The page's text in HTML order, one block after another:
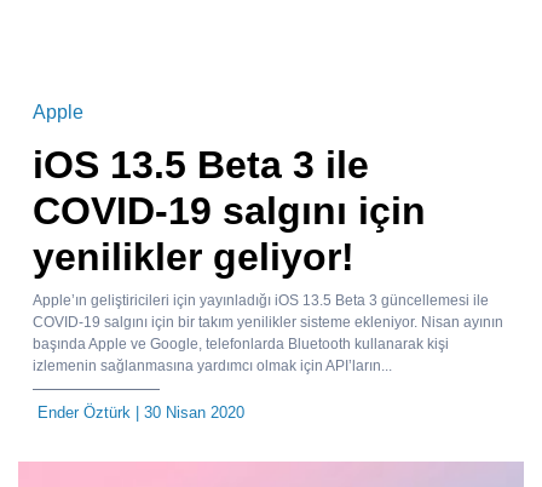
Apple
iOS 13.5 Beta 3 ile
COVID-19 salgını için
yenilikler geliyor!
Apple’ın geliştiricileri için yayınladığı iOS 13.5 Beta 3 güncellemesi ile
COVID-19 salgını için bir takım yenilikler sisteme ekleniyor. Nisan ayının
başında Apple ve Google, telefonlarda Bluetooth kullanarak kişi
izlemenin sağlanmasına yardımcı olmak için API’ların...
Ender Öztürk | 30 Nisan 2020